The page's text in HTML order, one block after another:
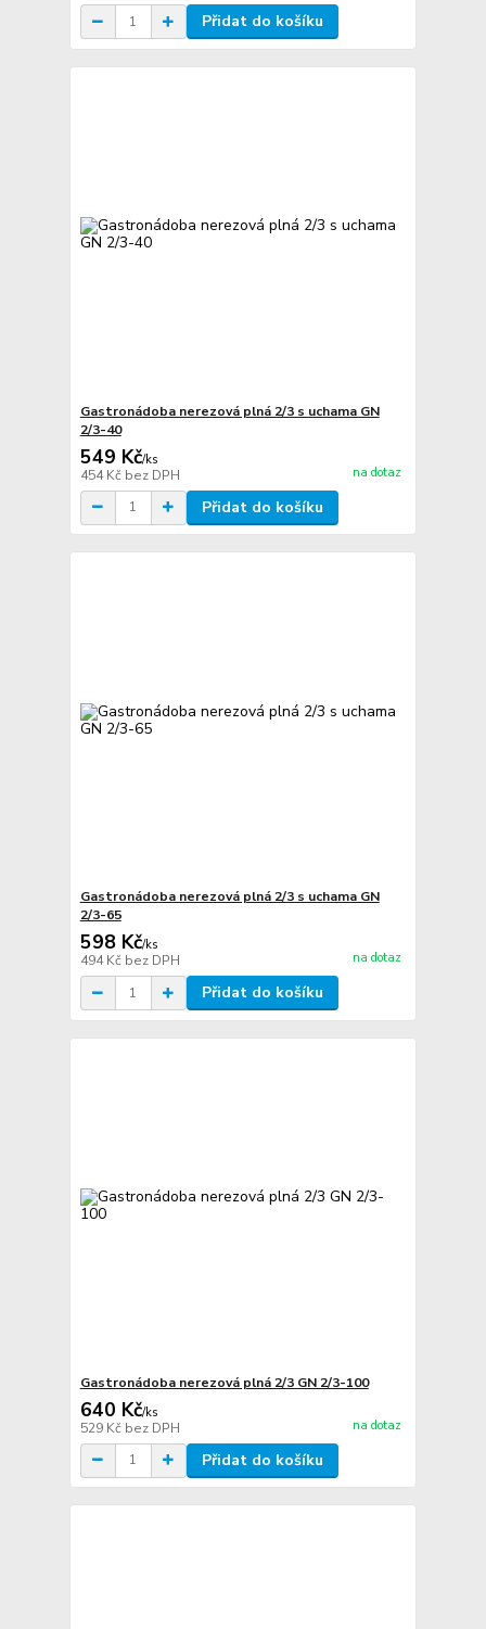
Přidat do košíku
Gastronádoba nerezová plná 2/3 s uchama GN
2/3-40
549 Kč/ks
454 Kč bez DPH na dotaz
Přidat do košíku
Gastronádoba nerezová plná 2/3 s uchama GN
2/3-65
598 Kč/ks
494 Kč bez DPH na dotaz
Přidat do košíku
Gastronádoba nerezová plná 2/3 GN 2/3-100
640 Kč/ks
529 Kč bez DPH na dotaz
Přidat do košíku